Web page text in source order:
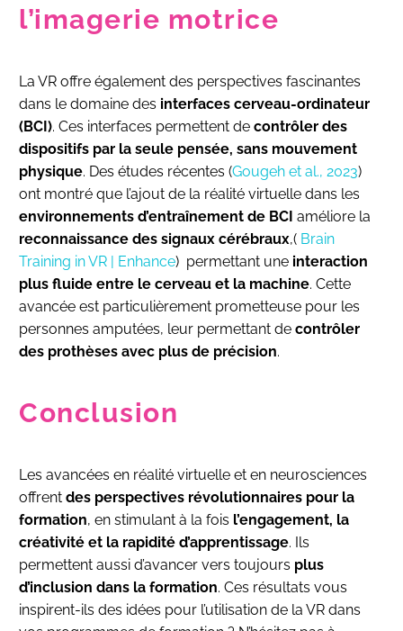
l’imagerie motrice
La VR offre également des perspectives fascinantes
dans le domaine des interfaces cerveau-ordinateur
(BCI). Ces interfaces permettent de contrôler des
dispositifs par la seule pensée, sans mouvement
physique. Des études récentes (Gougeh et al., 2023)
ont montré que l’ajout de la réalité virtuelle dans les
environnements d’entraînement de BCI améliore la
reconnaissance des signaux cérébraux,( Brain
Training in VR | Enhance) permettant une interaction
plus fluide entre le cerveau et la machine. Cette
avancée est particulièrement prometteuse pour les
personnes amputées, leur permettant de contrôler
des prothèses avec plus de précision.
Conclusion
Les avancées en réalité virtuelle et en neurosciences
offrent des perspectives révolutionnaires pour la
formation, en stimulant à la fois l’engagement, la
créativité et la rapidité d’apprentissage. Ils
permettent aussi d’avancer vers toujours plus
d’inclusion dans la formation. Ces résultats vous
inspirent-ils des idées pour l’utilisation de la VR dans